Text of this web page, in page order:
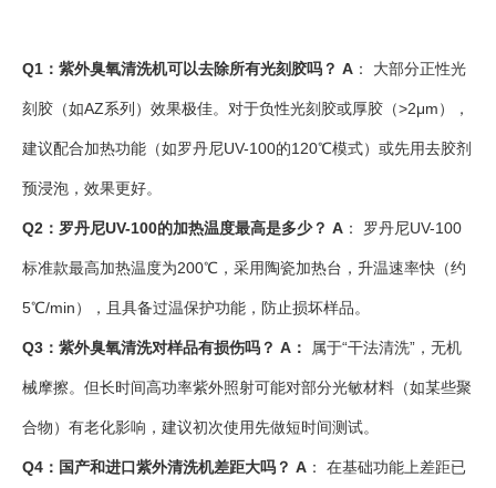
Q1：紫外臭氧清洗机可以去除所有光刻胶吗？ A ： 大部分正性光
刻胶（如AZ系列）效果极佳。对于负性光刻胶或厚胶（>2μm），
建议配合加热功能（如罗丹尼UV-100的120℃模式）或先用去胶剂
预浸泡，效果更好。
Q2：罗丹尼UV-100的加热温度最高是多少？ A ： 罗丹尼UV-100
标准款最高加热温度为200℃，采用陶瓷加热台，升温速率快（约
5℃/min），且具备过温保护功能，防止损坏样品。
Q3：紫外臭氧清洗对样品有损伤吗？ A： 属于“干法清洗”，无机
械摩擦。但长时间高功率紫外照射可能对部分光敏材料（如某些聚
合物）有老化影响，建议初次使用先做短时间测试。
Q4：国产和进口紫外清洗机差距大吗？ A ： 在基础功能上差距已